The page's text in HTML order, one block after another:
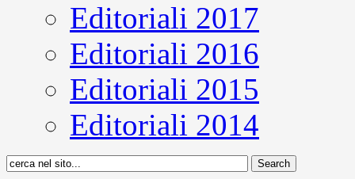
Editoriali 2017
Editoriali 2016
Editoriali 2015
Editoriali 2014